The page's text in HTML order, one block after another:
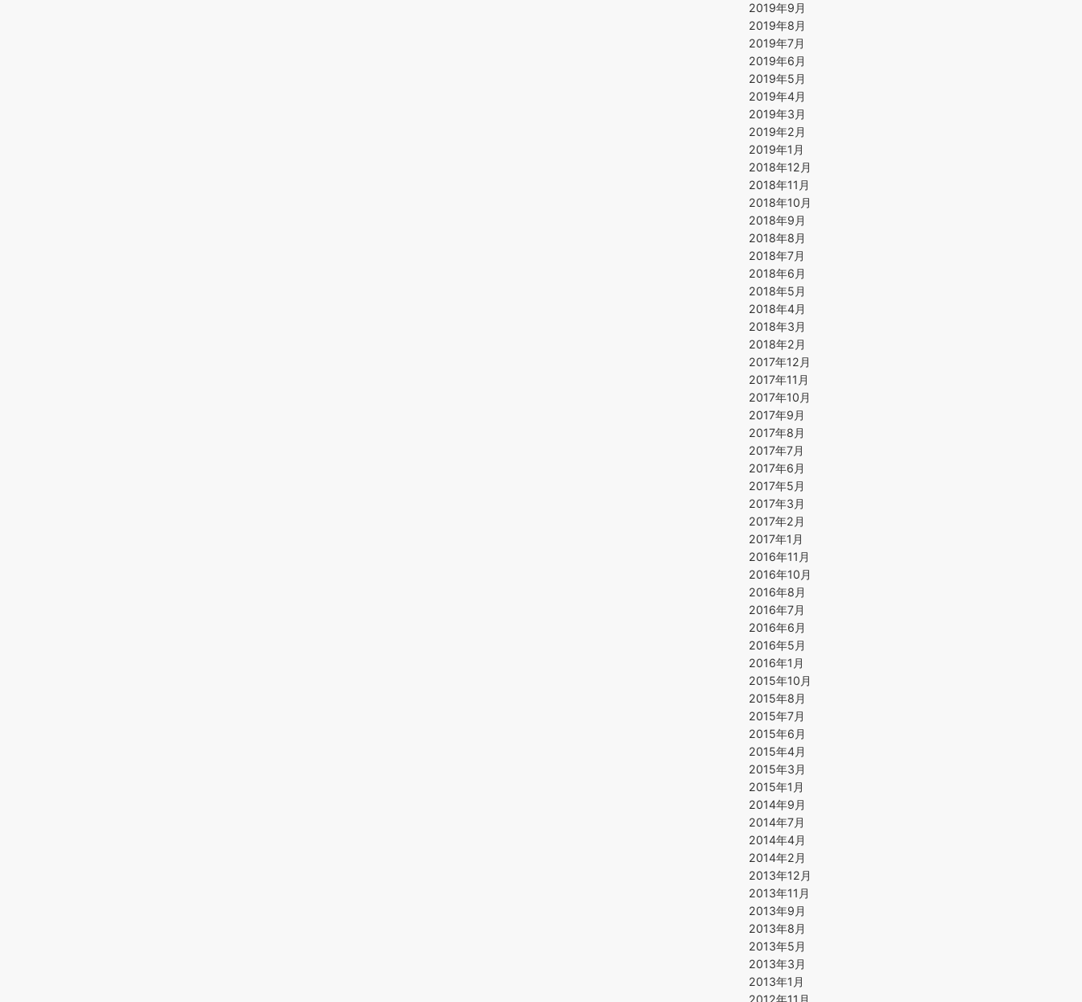
2019年9月
2019年8月
2019年7月
2019年6月
2019年5月
2019年4月
2019年3月
2019年2月
2019年1月
2018年12月
2018年11月
2018年10月
2018年9月
2018年8月
2018年7月
2018年6月
2018年5月
2018年4月
2018年3月
2018年2月
2017年12月
2017年11月
2017年10月
2017年9月
2017年8月
2017年7月
2017年6月
2017年5月
2017年3月
2017年2月
2017年1月
2016年11月
2016年10月
2016年8月
2016年7月
2016年6月
2016年5月
2016年1月
2015年10月
2015年8月
2015年7月
2015年6月
2015年4月
2015年3月
2015年1月
2014年9月
2014年7月
2014年4月
2014年2月
2013年12月
2013年11月
2013年9月
2013年8月
2013年5月
2013年3月
2013年1月
2012年11月